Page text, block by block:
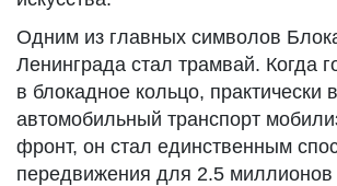
Одним из главных символов
Ленинграда стал трамвай. Когда
в блокадное кольцо, практически
автомобильный транспорт
фронт, он стал единственным
передвижения для 2.5